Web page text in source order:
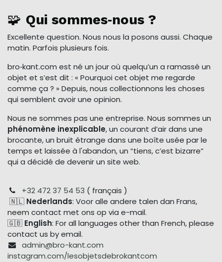
🧩 Qui sommes‑nous ?
Excellente question. Nous nous la posons aussi. Chaque
matin. Parfois plusieurs fois.
bro‑kant.com est né un jour où quelqu’un a ramassé un
objet et s’est dit : « Pourquoi cet objet me regarde
comme ça ? » Depuis, nous collectionnons les choses
qui semblent avoir une opinion.
Nous ne sommes pas une entreprise. Nous sommes un
phénomène inexplicable, un courant d’air dans une
brocante, un bruit étrange dans une boîte usée par le
temps et laissée à l'abandon, un “tiens, c’est bizarre”
qui a décidé de devenir un site web.
+32 472 37 54 53 ( français )
🇳🇱 Nederlands: Voor alle andere talen dan Frans,
neem contact met ons op via e-mail.
🇬🇧 English: For all languages other than French, please
contact us by email.
admin@bro-kant.com
instagram.com/lesobjetsdebrokantcom